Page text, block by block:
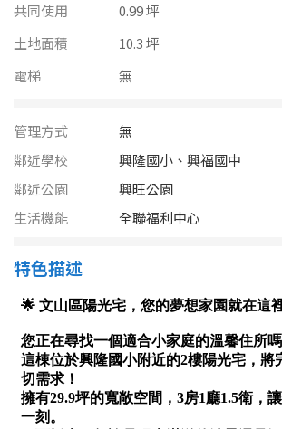
嘉義市
嘉義縣
高雄市
澎湖縣
金門連江
20~30 坪
80坪以上
~
樓層
不拘
地下室
1樓 2樓
3樓 4樓
共同使用
0.99 坪
土地面積
10.3 坪
電梯
無
管理方式
無
鄰近學校
興隆國小、興福國中
鄰近公園
興旺公園
生活機能
全聯福利中心
特色描述